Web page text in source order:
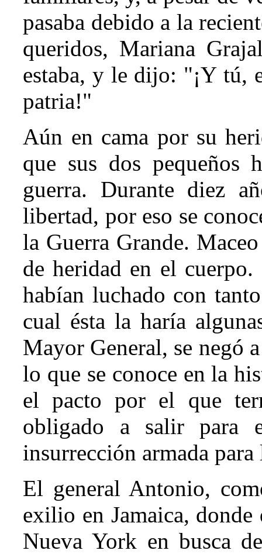
pasaba debido a la
queridos, Mariana
estaba, y le dijo: "¡Y tú,
patria!"
Aún en cama por su
que sus dos pequeños
guerra. Durante diez
libertad, por eso se
la Guerra Grande.
de heridad en el
habían luchado con
cual ésta la haría
Mayor General, se negó
lo que se conoce en la
el pacto por el que
obligado a salir para
insurrección armada
El general Antonio,
exilio en Jamaica, donde
Nueva York en busca